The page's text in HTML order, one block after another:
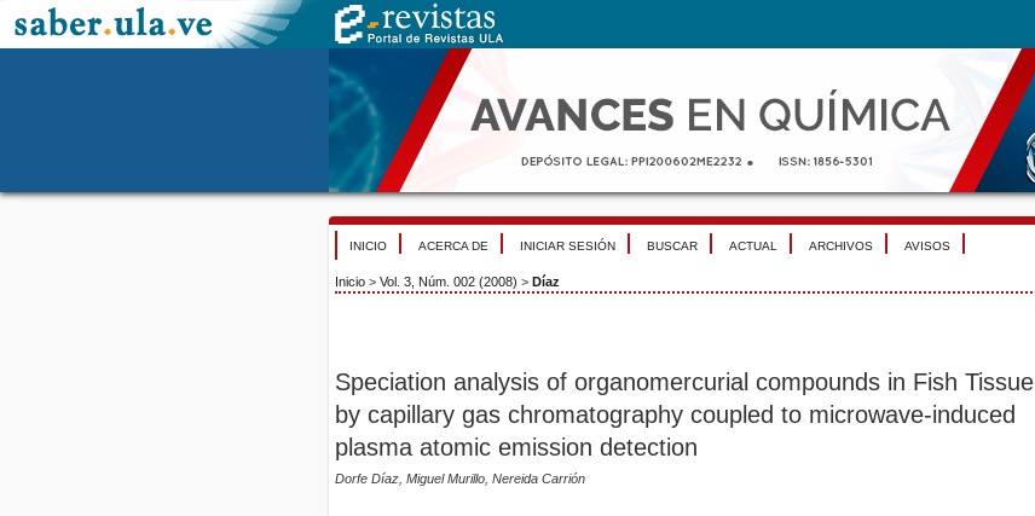
INICIO ACERCA DE INICIAR SESIÓN BUSCAR ACTUAL ARCHIVOS AVISOS
Inicio > Vol. 3, Núm. 002 (2008) > Díaz
Speciation analysis of organomercurial compounds in Fish Tissue
by capillary gas chromatography coupled to microwave-induced
plasma atomic emission detection
Dorfe Díaz, Miguel Murillo, Nereida Carrión